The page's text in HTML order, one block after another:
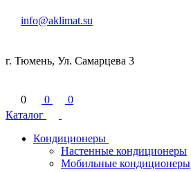
info@aklimat.su
г. Тюмень, Ул. Самарцева 3
0 0
0
Каталог
Кондиционеры
Настенные кондиционеры
Мобильные кондиционеры